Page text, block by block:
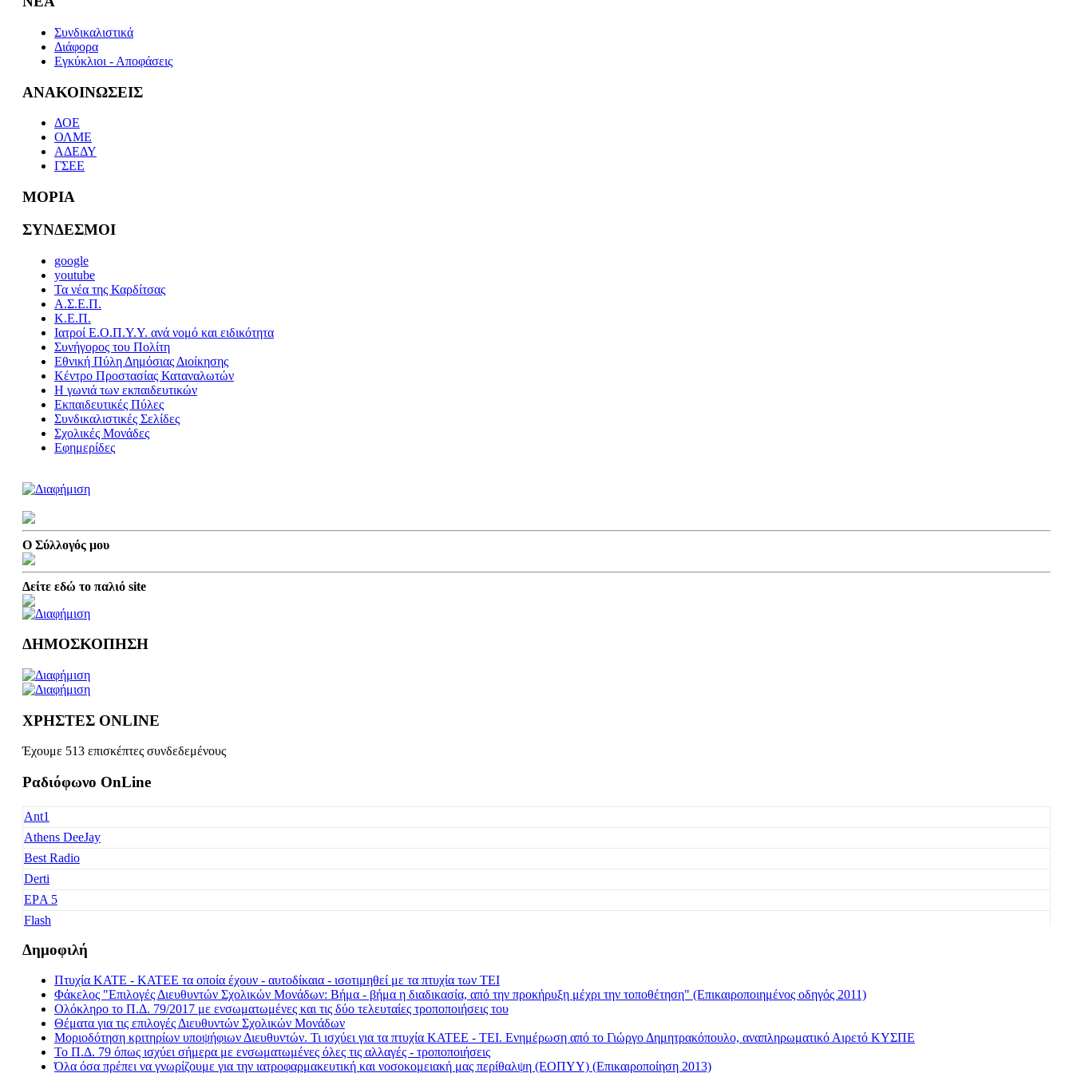
Συνδικαλιστικά
Διάφορα
Εγκύκλιοι - Αποφάσεις
ΑΝΑΚΟΙΝΩΣΕΙΣ
ΔΟΕ
ΟΛΜΕ
ΑΔΕΔΥ
ΓΣΕΕ
ΜΟΡΙΑ
ΣΥΝΔΕΣΜΟΙ
google
youtube
Τα νέα της Καρδίτσας
Α.Σ.Ε.Π.
Κ.Ε.Π.
Ιατροί Ε.Ο.Π.Υ.Υ. ανά νομό και ειδικότητα
Συνήγορος του Πολίτη
Εθνική Πύλη Δημόσιας Διοίκησης
Κέντρο Προστασίας Καταναλωτών
Η γωνιά των εκπαιδευτικών
Εκπαιδευτικές Πύλες
Συνδικαλιστικές Σελίδες
Σχολικές Μονάδες
Εφημερίδες
Ο Σύλλογός μου
Δείτε εδώ το παλιό site
ΔΗΜΟΣΚΟΠΗΣΗ
ΧΡΗΣΤΕΣ ONLINE
Έχουμε 513 επισκέπτες συνδεδεμένους
Ραδιόφωνο OnLine
Ant1
Athens DeeJay
Best Radio
Derti
EΡA 5
Flash
Fresh Music
Galaxy 92
Happy Radio
Je t' aime
Kiss FM
Kosmos
Δημοφιλή
Πτυχία ΚΑΤΕ - ΚΑΤΕΕ τα οποία έχουν - αυτοδίκαια - ισοτιμηθεί με τα πτυχία των ΤΕΙ
Φάκελος "Επιλογές Διευθυντών Σχολικών Μονάδων: Βήμα - βήμα η διαδικασία, από την προκήρυξη μέχρι την τοποθέτηση" (Επικαιροποιημένος οδηγός 2011)
Ολόκληρο το Π.Δ. 79/2017 με ενσωματωμένες και τις δύο τελευταίες τροποποιήσεις του
Θέματα για τις επιλογές Διευθυντών Σχολικών Μονάδων
Μοριοδότηση κριτηρίων υποψήφιων Διευθυντών. Τι ισχύει για τα πτυχία ΚΑΤΕΕ - ΤΕΙ. Ενημέρωση από το Γιώργο Δημητρακόπουλο, αναπληρωματικό Αιρετό ΚΥΣΠΕ
Το Π.Δ. 79 όπως ισχύει σήμερα με ενσωματωμένες όλες τις αλλαγές - τροποποιήσεις
Όλα όσα πρέπει να γνωρίζουμε για την ιατροφαρμακευτική και νοσοκομειακή μας περίθαλψη (ΕΟΠΥΥ) (Επικαιροποίηση 2013)